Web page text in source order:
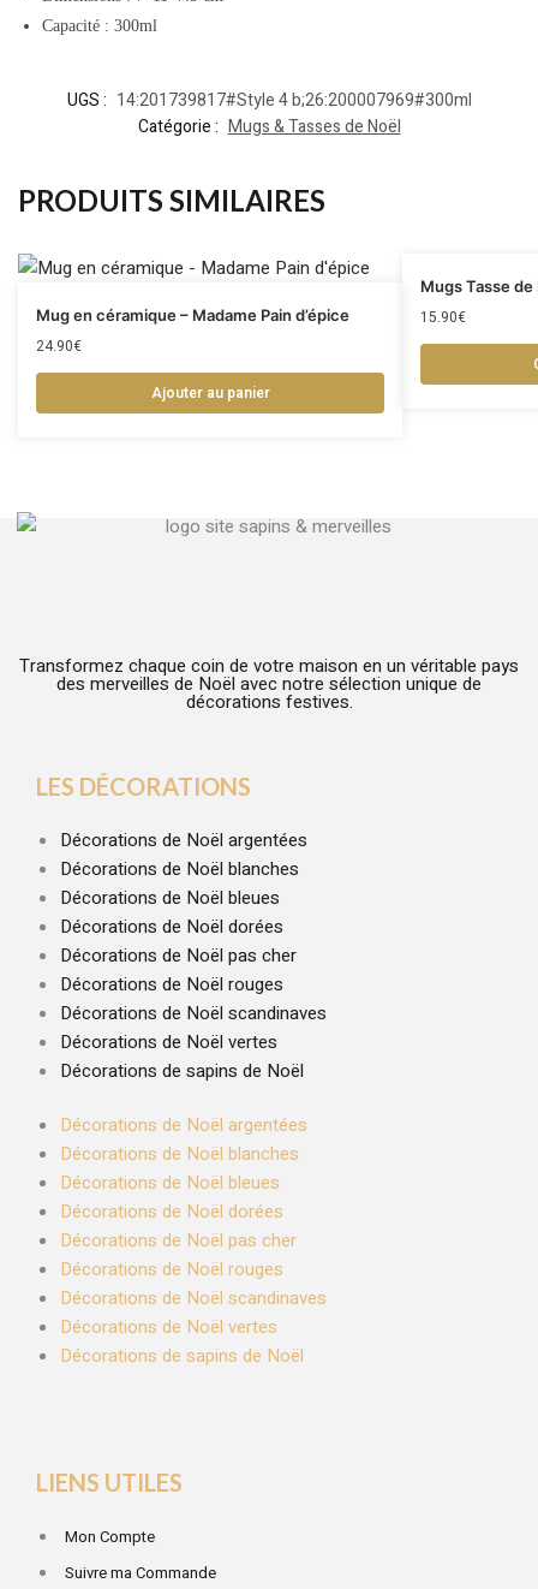
Capacité : 300ml
UGS : 14:201739817#Style 4 b;26:200007969#300ml
Catégorie : Mugs & Tasses de Noël
PRODUITS SIMILAIRES
Mug en céramique – Madame Pain d’épice
24.90€
Ajouter au panier
Mugs Tasse
15.90€
Transformez chaque coin de votre maison en un véritable pays
des merveilles de Noël avec notre sélection unique de
décorations festives.
LES DÉCORATIONS
Décorations de Noël argentées
Décorations de Noël blanches
Décorations de Noël bleues
Décorations de Noël dorées
Décorations de Noël pas cher
Décorations de Noël rouges
Décorations de Noël scandinaves
Décorations de Noël vertes
Décorations de sapins de Noël
Décorations de Noël argentées
Décorations de Noël blanches
Décorations de Noël bleues
Décorations de Noël dorées
Décorations de Noël pas cher
Décorations de Noël rouges
Décorations de Noël scandinaves
Décorations de Noël vertes
Décorations de sapins de Noël
LIENS UTILES
Mon Compte
Suivre ma Commande